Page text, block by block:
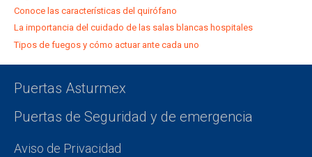
Conoce las características del quirófano
La importancia del cuidado de las salas blancas hospitales
Tipos de fuegos y cómo actuar ante cada uno
Puertas Asturmex
Puertas de Seguridad y de emergencia
Aviso de Privacidad